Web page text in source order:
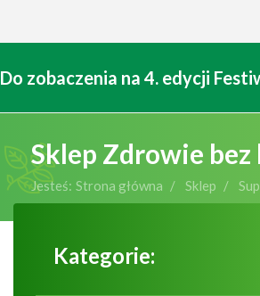
Do zobaczenia na 4. edycji
Sklep Zdrowie bez
Jesteś: Strona główna Sklep
Kategorie: